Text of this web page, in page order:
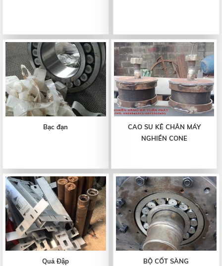
Bạc đạn
CAO SU KÊ CHÂN MÁY
NGHIỀN CONE
Quả Đập BỘ CỐT SÀNG